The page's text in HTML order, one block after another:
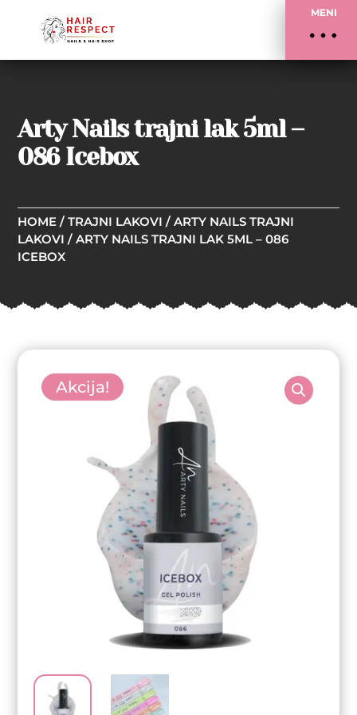
MENI
Arty Nails trajni lak 5ml –
086 Icebox
HOME /TRAJNI LAKOVI /ARTY NAILS TRAJNI
LAKOVI / ARTY NAILS TRAJNI LAK 5ML – 086
ICEBOX
Akcija!